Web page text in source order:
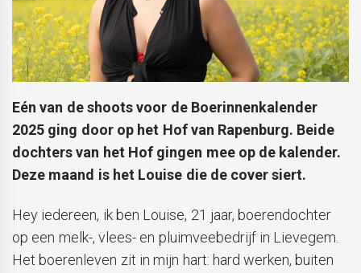
Eén van de shoots voor de Boerinnenkalender
2025 ging door op het Hof van Rapenburg. Beide
dochters van het Hof gingen mee op de kalender.
Deze maand is het Louise die de cover siert.
Hey iedereen, ik ben Louise, 21 jaar, boerendochter
op een melk-, vlees- en pluimveebedrijf in Lievegem.
Het boerenleven zit in mijn hart: hard werken, buiten